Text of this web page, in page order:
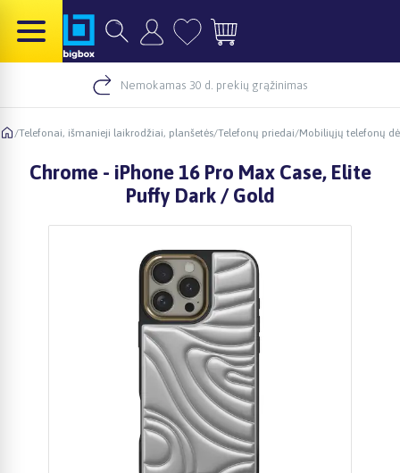
Nemokamas 30 d. prekių grąžinimas
/Telefonai, išmanieji laikrodžiai, planšetės/Telefonų priedai/Mobiliųjų telefonų
Chrome - iPhone 16 Pro Max Case, Elite
Puffy Dark / Gold